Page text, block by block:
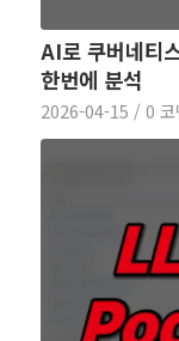
AI로 쿠버네티
한번에 분석
2026-04-15 / 0